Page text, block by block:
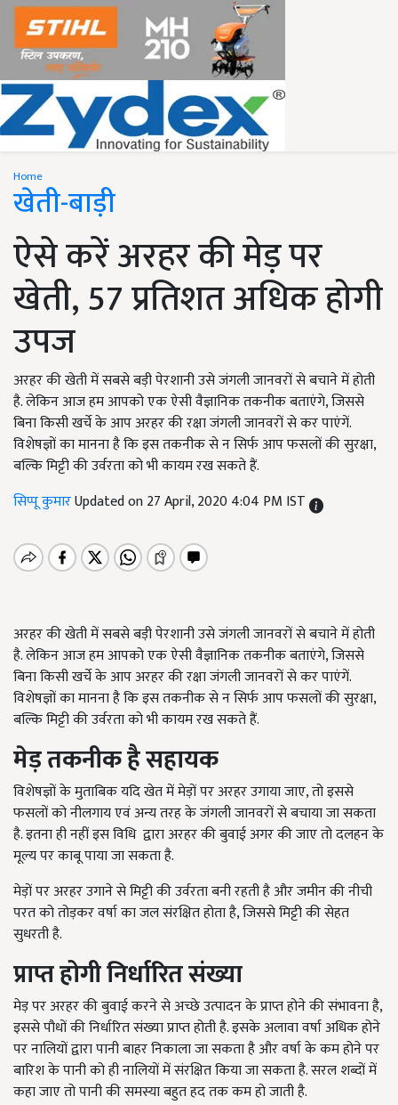
Home
खेती-बाड़ी
ऐसे करें अरहर की मेड़ पर
खेती, 57 प्रतिशत अधिक होगी
उपज
अरहर की खेती में सबसे बड़ी पेरशानी उसे जंगली जानवरों से बचाने में होती
है. लेकिन आज हम आपको एक ऐसी वैज्ञानिक तकनीक बताएंगे, जिससे
बिना किसी खर्चे के आप अरहर की रक्षा जंगली जानवरों से कर पाएंगें.
विशेषज्ञों का मानना है कि इस तकनीक से न सिर्फ आप फसलों की सुरक्षा,
बल्कि मिट्टी की उर्वरता को भी कायम रख सकते हैं.
सिप्पू कुमारUpdated on 27 April, 2020 4:04 PM IST
अरहर की खेती में सबसे बड़ी पेरशानी उसे जंगली जानवरों से बचाने में होती
है. लेकिन आज हम आपको एक ऐसी वैज्ञानिक तकनीक बताएंगे, जिससे
बिना किसी खर्चे के आप अरहर की रक्षा जंगली जानवरों से कर पाएंगें.
विशेषज्ञों का मानना है कि इस तकनीक से न सिर्फ आप फसलों की सुरक्षा,
बल्कि मिट्टी की उर्वरता को भी कायम रख सकते हैं.
मेड़ तकनीक है सहायक
विशेषज्ञों के मुताबिक यदि खेत में मेड़ों पर अरहर उगाया जाए, तो इससे
फसलों को नीलगाय एवं अन्य तरह के जंगली जानवरों से बचाया जा सकता
है. इतना ही नहीं इस विधि द्वारा अरहर की बुवाई अगर की जाए तो दलहन के
मूल्य पर काबू पाया जा सकता है.
मेड़ों पर अरहर उगाने से मिट्टी की उर्वरता बनी रहती है और जमीन की नीची
परत को तोड़कर वर्षा का जल संरक्षित होता है, जिससे मिट्टी की सेहत
सुधरती है.
प्राप्त होगी निर्धारित संख्या
मेड़ पर अरहर की बुवाई करने से अच्छे उत्पादन के प्राप्त होने की संभावना है,
इससे पौधों की निर्धारित संख्या प्राप्त होती है. इसके अलावा वर्षा अधिक होने
पर नालियों द्वारा पानी बाहर निकाला जा सकता है और वर्षा के कम होने पर
बारिश के पानी को ही नालियों में संरक्षित किया जा सकता है. सरल शब्दों में
कहा जाए तो पानी की समस्या बहुत हद तक कम हो जाती है.